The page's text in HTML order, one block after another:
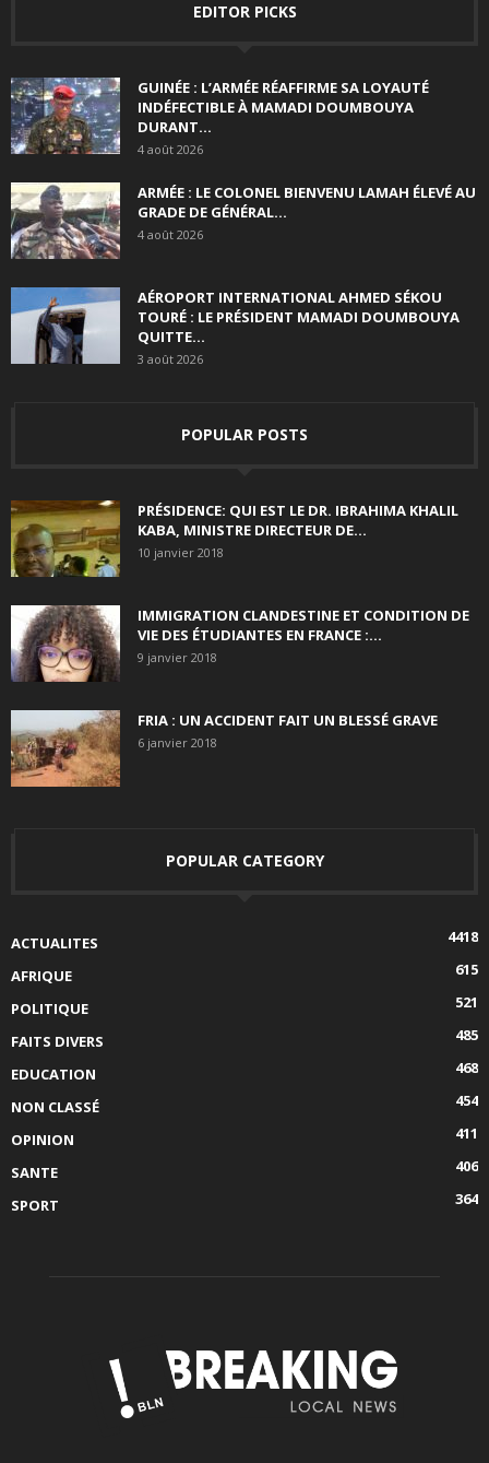
EDITOR PICKS
GUINÉE : L’ARMÉE RÉAFFIRME SA LOYAUTÉ
INDÉFECTIBLE À MAMADI DOUMBOUYA
DURANT...
4 août 2026
ARMÉE : LE COLONEL BIENVENU LAMAH ÉLEVÉ AU
GRADE DE GÉNÉRAL...
4 août 2026
AÉROPORT INTERNATIONAL AHMED SÉKOU
TOURÉ : LE PRÉSIDENT MAMADI DOUMBOUYA
QUITTE...
3 août 2026
POPULAR POSTS
PRÉSIDENCE: QUI EST LE DR. IBRAHIMA KHALIL
KABA, MINISTRE DIRECTEUR DE...
10 janvier 2018
IMMIGRATION CLANDESTINE ET CONDITION DE
VIE DES ÉTUDIANTES EN FRANCE :...
9 janvier 2018
FRIA : UN ACCIDENT FAIT UN BLESSÉ GRAVE
6 janvier 2018
POPULAR CATEGORY
ACTUALITES
4418
AFRIQUE
615
POLITIQUE
521
FAITS DIVERS
485
EDUCATION
468
NON CLASSÉ
454
OPINION
411
SANTE
406
SPORT
364